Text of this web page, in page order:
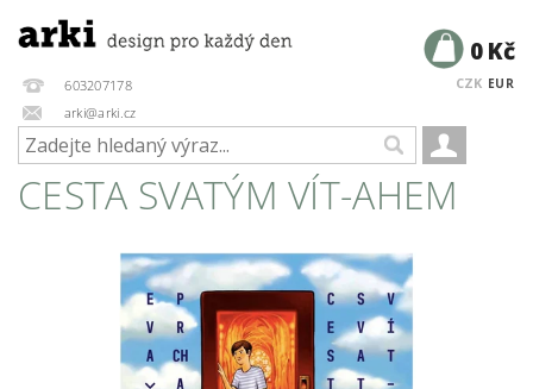
603207178
arki@arki.cz
CZK EUR
0 Kč
CESTA SVATÝM VÍT-AHEM